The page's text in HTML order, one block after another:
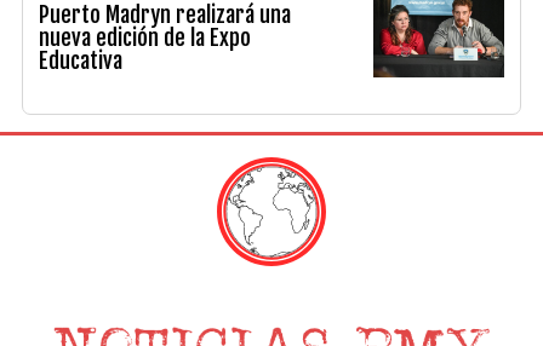
Puerto Madryn realizará una
nueva edición de la Expo
Educativa